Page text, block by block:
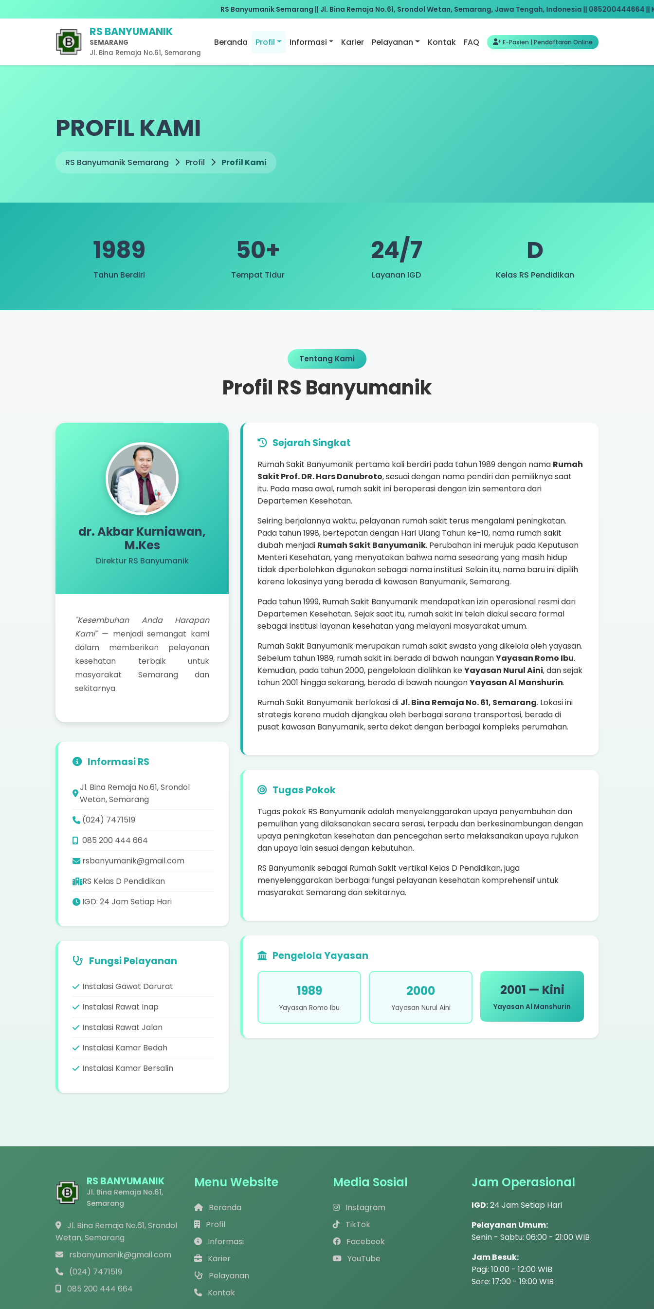
RS Banyumanik Semarang || Jl. Bina Remaja No.61, Srondol Wetan, Semarang, Jawa Tengah, Indonesia || 085200444664 || KESEMBUHAN
RS BANYUMANIK
SEMARANG
Jl. Bina Remaja No.61, Semarang
Beranda Profil Informasi Karier Pelayanan Kontak FAQ E-Pasien | Pendaftaran Online
PROFIL KAMI
RS Banyumanik Semarang Profil Profil Kami
1989
Tahun Berdiri
50+
Tempat Tidur
24/7
Layanan IGD
D
Kelas RS Pendidikan
Tentang Kami
Profil RS Banyumanik
dr. Akbar Kurniawan,
M.Kes
Direktur RS Banyumanik
"Kesembuhan Anda Harapan
Kami"— menjadi semangat kami
dalam memberikan pelayanan
kesehatan terbaik untuk
masyarakat Semarang dan
sekitarnya.
Informasi RS
Jl. Bina Remaja No.61, Srondol
Wetan, Semarang
(024) 7471519
085 200 444 664
rsbanyumanik@gmail.com
RS Kelas D Pendidikan
IGD: 24 Jam Setiap Hari
Fungsi Pelayanan
Instalasi Gawat Darurat
Instalasi Rawat Inap
Instalasi Rawat Jalan
Instalasi Kamar Bedah
Instalasi Kamar Bersalin
Sejarah Singkat
Rumah Sakit Banyumanik pertama kali berdiri pada tahun 1989 dengan nama Rumah
Sakit Prof. DR. Hars Danubroto, sesuai dengan nama pendiri dan pemiliknya saat
itu. Pada masa awal, rumah sakit ini beroperasi dengan izin sementara dari
Departemen Kesehatan.
Seiring berjalannya waktu, pelayanan rumah sakit terus mengalami peningkatan.
Pada tahun 1998, bertepatan dengan Hari Ulang Tahun ke-10, nama rumah sakit
diubah menjadi Rumah Sakit Banyumanik. Perubahan ini merujuk pada Keputusan
Menteri Kesehatan, yang menyatakan bahwa nama seseorang yang masih hidup
tidak diperbolehkan digunakan sebagai nama institusi. Selain itu, nama baru ini dipilih
karena lokasinya yang berada di kawasan Banyumanik, Semarang.
Pada tahun 1999, Rumah Sakit Banyumanik mendapatkan izin operasional resmi dari
Departemen Kesehatan. Sejak saat itu, rumah sakit ini telah diakui secara formal
sebagai institusi layanan kesehatan yang melayani masyarakat umum.
Rumah Sakit Banyumanik merupakan rumah sakit swasta yang dikelola oleh yayasan.
Sebelum tahun 1989, rumah sakit ini berada di bawah naunganYayasan Romo Ibu.
Kemudian, pada tahun 2000, pengelolaan dialihkan keYayasan Nurul Aini, dan sejak
tahun 2001 hingga sekarang, berada di bawah naunganYayasan Al Manshurin.
Rumah Sakit Banyumanik berlokasi di Jl. Bina Remaja No. 61, Semarang. Lokasi ini
strategis karena mudah dijangkau oleh berbagai sarana transportasi, berada di
pusat kawasan Banyumanik, serta dekat dengan berbagai kompleks perumahan.
Tugas Pokok
Tugas pokok RS Banyumanik adalah menyelenggarakan upaya penyembuhan dan
pemulihan yang dilaksanakan secara serasi, terpadu dan berkesinambungan dengan
upaya peningkatan kesehatan dan pencegahan serta melaksanakan upaya rujukan
dan upaya lain sesuai dengan kebutuhan.
RS Banyumanik sebagai Rumah Sakit vertikal Kelas D Pendidikan, juga
menyelenggarakan berbagai fungsi pelayanan kesehatan komprehensif untuk
masyarakat Semarang dan sekitarnya.
Pengelola Yayasan
1989
Yayasan Romo Ibu
2000
Yayasan Nurul Aini
2001 — Kini
Yayasan Al Manshurin
RS BANYUMANIK
Jl. Bina Remaja No.61,
Semarang
Jl. Bina Remaja No.61, Srondol
Wetan, Semarang
rsbanyumanik@gmail.com
(024) 7471519
085 200 444 664
Menu Website
Beranda
Profil
Informasi
Karier
Pelayanan
Kontak
Media Sosial
Instagram
TikTok
Facebook
YouTube
Jam Operasional
IGD:24 Jam Setiap Hari
Pelayanan Umum:
Senin - Sabtu: 06:00 - 21:00 WIB
Jam Besuk:
Pagi: 10:00 - 12:00 WIB
Sore: 17:00 - 19:00 WIB